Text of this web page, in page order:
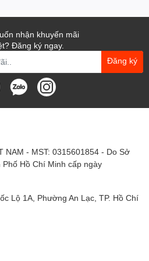
nhận khuyến mãi
Đăng ký ngay.
Đăng ký
NAM - MST: 0315601854 - Do Sở
Hồ Chí Minh cấp ngày
Lộ 1A, Phường An Lạc, TP. Hồ Chí